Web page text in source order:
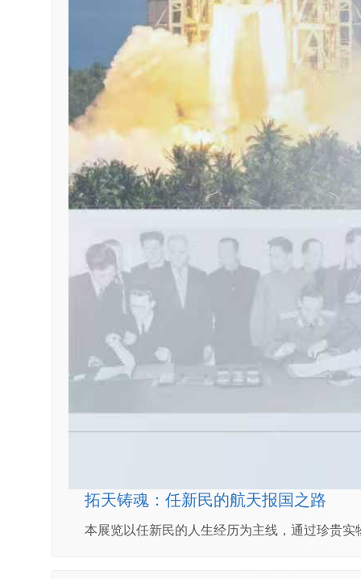
拓天铸魂：任新民的航天报国之路
本展览以任新民的人生经历为主线，通过珍贵